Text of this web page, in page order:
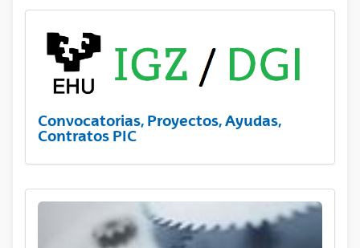
Convocatorias, Proyectos, Ayudas,
Contratos PIC